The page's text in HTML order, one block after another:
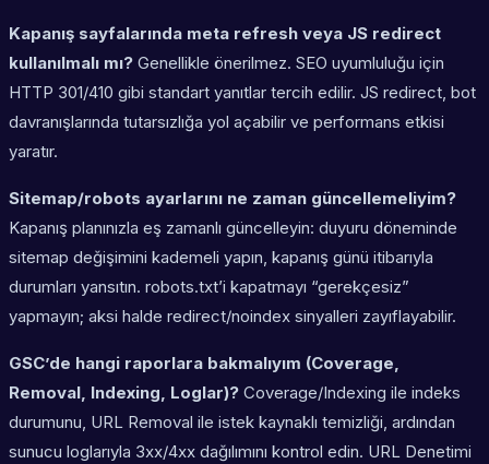
Kapanış sayfalarında meta refresh veya JS redirect
kullanılmalı mı? Genellikle önerilmez. SEO uyumluluğu için
HTTP 301/410 gibi standart yanıtlar tercih edilir. JS redirect, bot
davranışlarında tutarsızlığa yol açabilir ve performans etkisi
yaratır.
Sitemap/robots ayarlarını ne zaman güncellemeliyim?
Kapanış planınızla eş zamanlı güncelleyin: duyuru döneminde
sitemap değişimini kademeli yapın, kapanış günü itibarıyla
durumları yansıtın. robots.txt’i kapatmayı “gerekçesiz”
yapmayın; aksi halde redirect/noindex sinyalleri zayıflayabilir.
GSC’de hangi raporlara bakmalıyım (Coverage,
Removal, Indexing, Loglar)? Coverage/Indexing ile indeks
durumunu, URL Removal ile istek kaynaklı temizliği, ardından
sunucu loglarıyla 3xx/4xx dağılımını kontrol edin. URL Denetimi